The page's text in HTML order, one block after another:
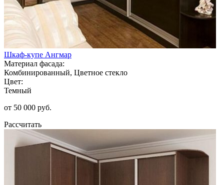
Шкаф-купе Ангмар
Материал фасада:
Комбинированный, Цветное стекло
Цвет:
Темный
от 50 000 руб.
Рассчитать